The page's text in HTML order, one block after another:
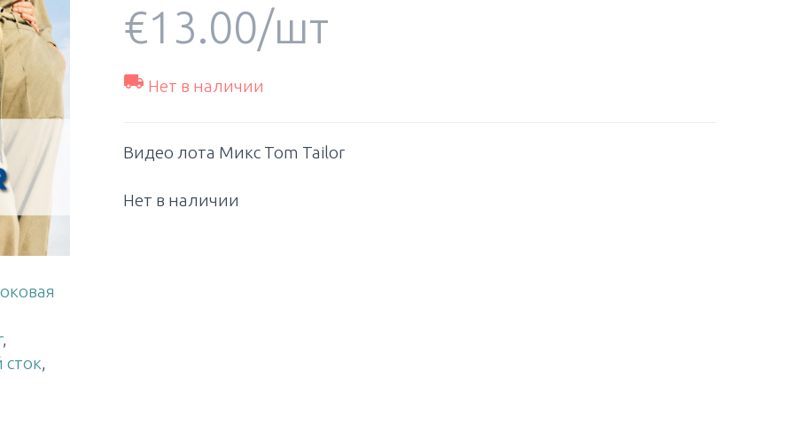
,
,
€13.00/шт
 Нет в наличии
Видео лота Микс Tom Tailor
Нет в наличии